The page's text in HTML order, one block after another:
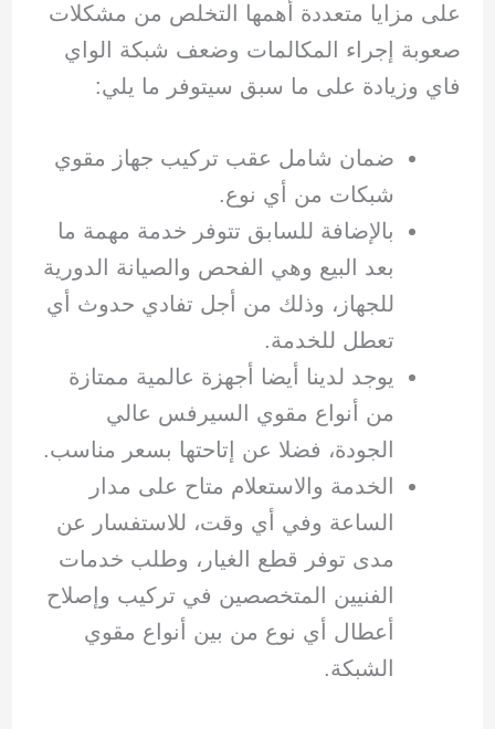
على مزايا متعددة أهمها التخلص من مشكلات
صعوبة إجراء المكالمات وضعف شبكة الواي
فاي وزيادة على ما سبق سيتوفر ما يلي:
ضمان شامل عقب تركيب جهاز مقوي
شبكات من أي نوع.
بالإضافة للسابق تتوفر خدمة مهمة ما
بعد البيع وهي الفحص والصيانة الدورية
للجهاز، وذلك من أجل تفادي حدوث أي
تعطل للخدمة.
يوجد لدينا أيضا أجهزة عالمية ممتازة
من أنواع مقوي السيرفس عالي
الجودة، فضلا عن إتاحتها بسعر مناسب.
الخدمة والاستعلام متاح على مدار
الساعة وفي أي وقت، للاستفسار عن
مدى توفر قطع الغيار، وطلب خدمات
الفنيين المتخصصين في تركيب وإصلاح
أعطال أي نوع من بين أنواع مقوي
الشبكة.